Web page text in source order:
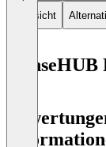
Übersicht